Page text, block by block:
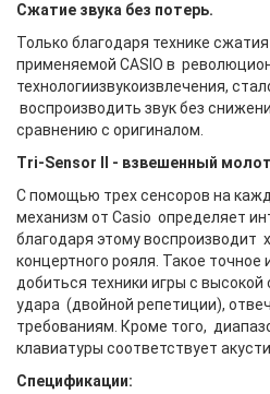
Сжатие звука без потерь.
Только благодаря технике сжатия
применяемой CASIO в
технологиизвукоизвлечения,
воспроизводить звук без
сравнению с оригиналом.
Tri-Sensor II - взвешенный
С помощью трех сенсоров на
механизм от Casio определяет
благодаря этому воспроизводит
концертного рояля. Такое
добиться техники игры с
удара (двойной репетиции),
требованиям. Кроме того,
клавиатуры соответствует
Спецификации: